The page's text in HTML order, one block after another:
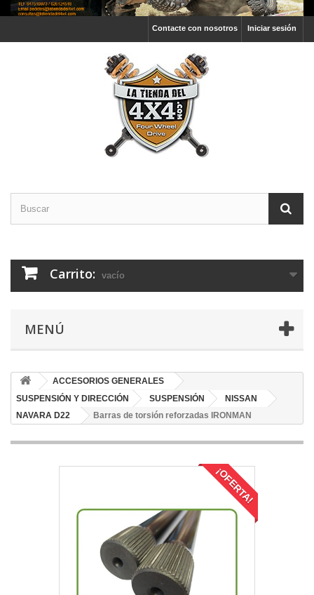
Iniciar sesión
Contacte con nosotros
Carrito: vacío
MENÚ
ACCESORIOS GENERALES
SUSPENSIÓN Y DIRECCIÓN
SUSPENSIÓN
NISSAN
NAVARA D22
Barras de torsión reforzadas IRONMAN
¡OFERTA!